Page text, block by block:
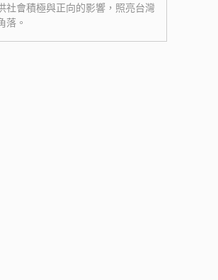
社會積極與正向的影響，照亮台灣
落。